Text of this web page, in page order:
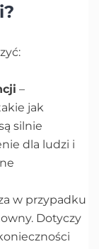
–
jak
silnie
dla ludzi i
w przypadku
Dotyczy